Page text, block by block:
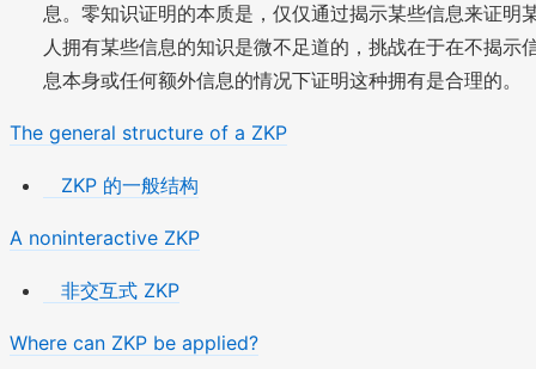
息。零知识证明的本质是，仅仅通过揭示某些信息来证明
人拥有某些信息的知识是微不足道的，挑战在于在不揭示
息本身或任何额外信息的情况下证明这种拥有是合理的。
The general structure of a ZKP
ZKP 的一般结构
A noninteractive ZKP
非交互式 ZKP
Where can ZKP be applied?